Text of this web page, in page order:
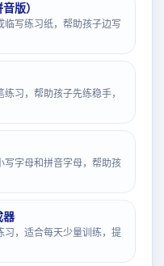
版）
写练习纸，帮助孩子边写
习，帮助孩子先练稳手，
写字母和拼音字母，帮助孩
器
习，适合每天少量训练，提